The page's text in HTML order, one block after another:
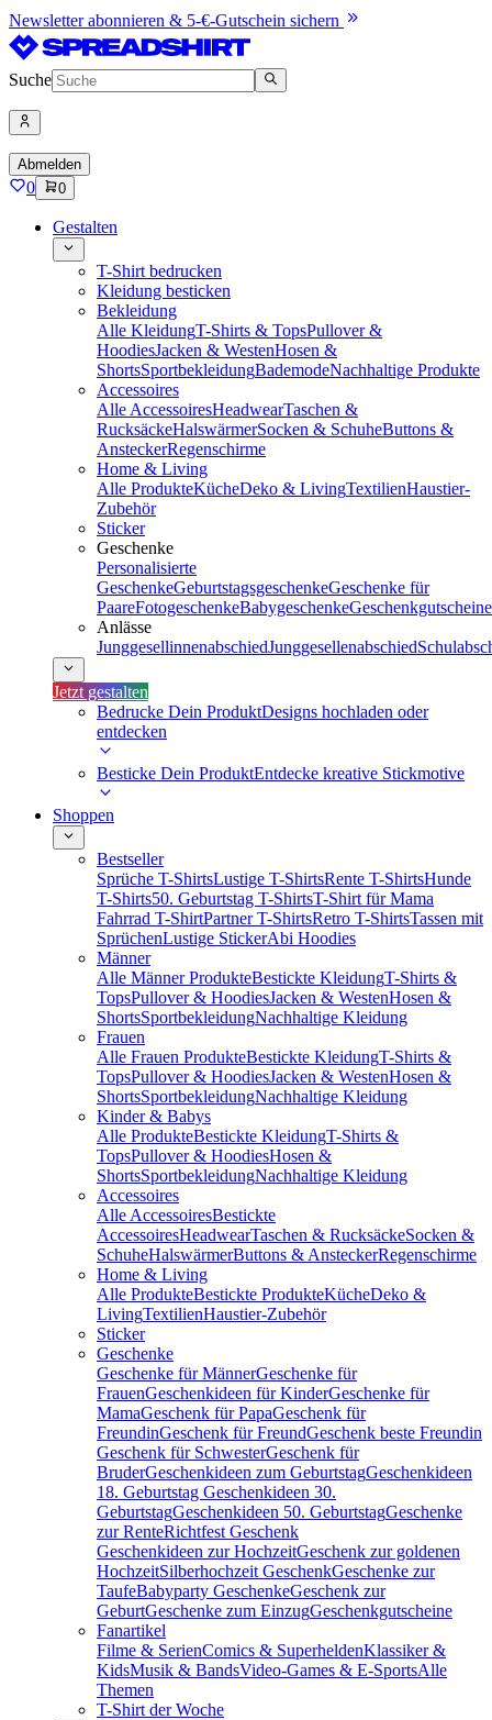
Newsletter abonnieren & 5-€-Gutschein sichern
Suche
Abmelden
0 0
Gestalten
T-Shirt bedrucken
Kleidung besticken
Bekleidung
Alle KleidungT-Shirts & TopsPullover &
HoodiesJacken & WestenHosen &
ShortsSportbekleidungBademodeNachhaltige Produkte
Accessoires
Alle AccessoiresHeadwearTaschen &
RucksäckeHalswärmerSocken & SchuheButtons &
AnsteckerRegenschirme
Home & Living
Alle ProdukteKücheDeko & LivingTextilienHaustier-
Zubehör
Sticker
Geschenke
Personalisierte
GeschenkeGeburtstagsgeschenkeGeschenke für
PaareFotogeschenkeBabygeschenkeGeschenkgutscheine
Anlässe
JunggesellinnenabschiedJunggesellenabschied
Jetzt gestalten
Bedrucke Dein ProduktDesigns hochladen oder
entdecken
Besticke Dein ProduktEntdecke kreative Stickmotive
Shoppen
Bestseller
Sprüche T-ShirtsLustige T-ShirtsRente T-ShirtsHunde
T-Shirts50. Geburtstag T-ShirtsT-Shirt für Mama
Fahrrad T-ShirtPartner T-ShirtsRetro T-ShirtsTassen mit
SprüchenLustige StickerAbi Hoodies
Männer
Alle Männer ProdukteBestickte KleidungT-Shirts &
TopsPullover & HoodiesJacken & WestenHosen &
ShortsSportbekleidungNachhaltige Kleidung
Frauen
Alle Frauen ProdukteBestickte KleidungT-Shirts &
TopsPullover & HoodiesJacken & WestenHosen &
ShortsSportbekleidungNachhaltige Kleidung
Kinder & Babys
Alle ProdukteBestickte KleidungT-Shirts &
TopsPullover & HoodiesHosen &
ShortsSportbekleidungNachhaltige Kleidung
Accessoires
Alle AccessoiresBestickte
AccessoiresHeadwearTaschen & RucksäckeSocken &
SchuheHalswärmerButtons & AnsteckerRegenschirme
Home & Living
Alle ProdukteBestickte ProdukteKücheDeko &
LivingTextilienHaustier-Zubehör
Sticker
Geschenke
Geschenke für MännerGeschenke für
FrauenGeschenkideen für KinderGeschenke für
MamaGeschenk für PapaGeschenk für
FreundinGeschenk für FreundGeschenk beste Freundin
Geschenk für SchwesterGeschenk für
BruderGeschenkideen zum GeburtstagGeschenkideen
18. Geburtstag Geschenkideen 30.
GeburtstagGeschenkideen 50. GeburtstagGeschenke
zur RenteRichtfest Geschenk
Geschenkideen zur HochzeitGeschenk zur goldenen
HochzeitSilberhochzeit GeschenkGeschenke zur
TaufeBabyparty GeschenkeGeschenk zur
GeburtGeschenke zum EinzugGeschenkgutscheine
Fanartikel
Filme & SerienComics & SuperheldenKlassiker &
KidsMusik & BandsVideo-Games & E-SportsAlle
Themen
T-Shirt der Woche